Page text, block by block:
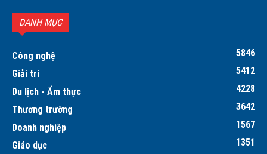
DANH MỤC
Công nghệ
5846
Giải trí
5412
Du lịch - Ẩm thực
4228
Thương trường
3642
Doanh nghiệp
1567
Giáo dục
1351